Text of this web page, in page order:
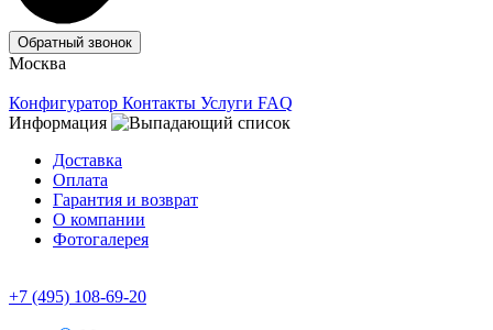
Обратный звонок
Москва
Конфигуратор Контакты Услуги FAQ
Информация
Доставка
Оплата
Гарантия и возврат
О компании
Фотогалерея
+7 (495) 108-69-20